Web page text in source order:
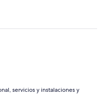
servicios y instalaciones y